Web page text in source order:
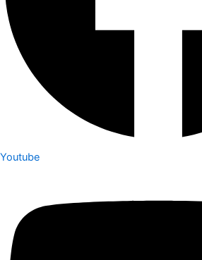
Youtube